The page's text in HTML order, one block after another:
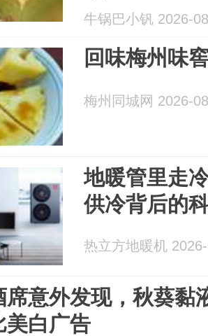
牛锅巴小钒 2026-
回味梅州味
梅州同城网 2026-
地暖管里走
供冷背后的
热立方地暖机
席意外发现，秋葵黏
美白广告